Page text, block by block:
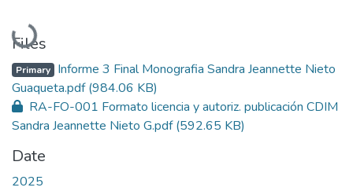
Loading...
Files
Primary Informe 3 Final Monografia Sandra Jeannette Nieto
Guaqueta.pdf(984.06 KB)
RA-FO-001 Formato licencia y autoriz. publicación CDIM
Sandra Jeannette Nieto G.pdf(592.65 KB)
Date
2025